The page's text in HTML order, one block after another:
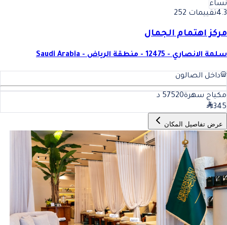
نساء
4.3تقييمات 252
مركز اهتمام الجمال
سلمة الانصاري - 12475 - منطقة الرياض - Saudi Arabia
داخل الصالون
مكياج سهرة57520
د
345
عرض تفاصيل المكان